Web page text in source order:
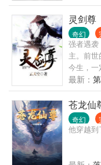
灵剑尊
奇幻
强者遇
主。前
今生，一
我为至尊
最新：
苍龙仙
奇幻
他穿越